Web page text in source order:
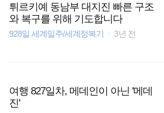
튀르키예 동남부 대지진 빠른 구조
와 복구를 위해 기도합니다
928일 세계일주/세계정복기 3년 전
여행 827일차, 메데인이 아닌 '메데
진'